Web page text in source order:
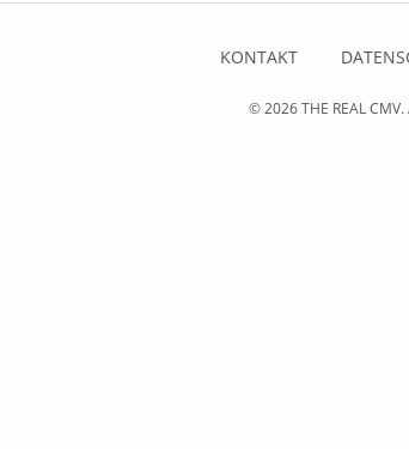
KONTAKT
© 2026THE REAL CMV.